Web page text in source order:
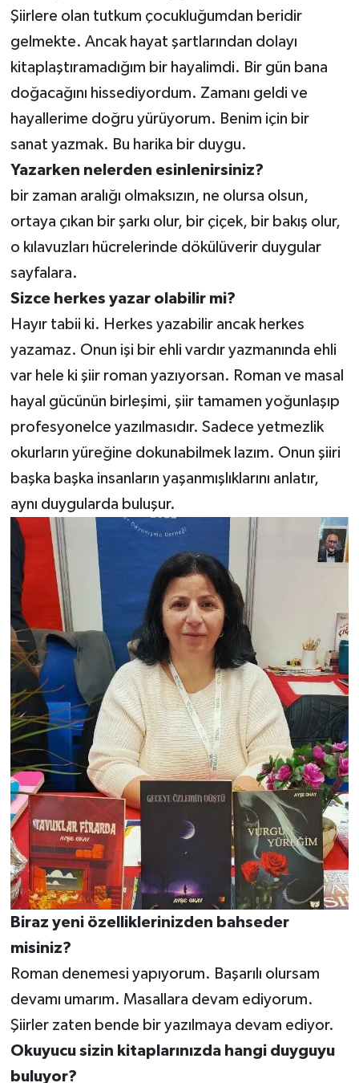
Şiirlere olan tutkum çocukluğumdan beridir
gelmekte. Ancak hayat şartlarından dolayı
kitaplaştıramadığım bir hayalimdi. Bir gün bana
doğacağını hissediyordum. Zamanı geldi ve
hayallerime doğru yürüyorum. Benim için bir
sanat yazmak. Bu harika bir duygu.
Yazarken nelerden esinlenirsiniz?
bir zaman aralığı olmaksızın, ne olursa olsun,
ortaya çıkan bir şarkı olur, bir çiçek, bir bakış olur,
o kılavuzları hücrelerinde dökülüverir duygular
sayfalara.
Sizce herkes yazar olabilir mi?
Hayır tabii ki. Herkes yazabilir ancak herkes
yazamaz. Onun işi bir ehli vardır yazmanında ehli
var hele ki şiir roman yazıyorsan. Roman ve masal
hayal gücünün birleşimi, şiir tamamen yoğunlaşıp
profesyonelce yazılmasıdır. Sadece yetmezlik
okurların yüreğine dokunabilmek lazım. Onun şiiri
başka başka insanların yaşanmışlıklarını anlatır,
aynı duygularda buluşur.
Biraz yeni özelliklerinizden bahseder
misiniz?
Roman denemesi yapıyorum. Başarılı olursam
devamı umarım. Masallara devam ediyorum.
Şiirler zaten bende bir yazılmaya devam ediyor.
Okuyucu sizin kitaplarınızda hangi duyguyu
buluyor?